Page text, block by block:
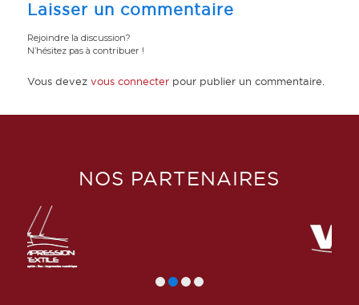
Laisser un commentaire
Rejoindre la discussion?
N’hésitez pas à contribuer !
Vous devez vous connecterpour publier un commentaire.
NOS PARTENAIRES